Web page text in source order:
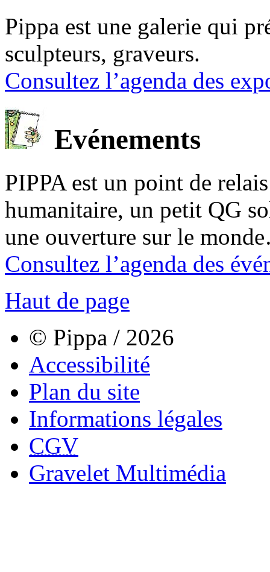
Pippa est une galerie qui
sculpteurs, graveurs.
Consultez l’agenda des
Evénements
PIPPA est un point de
humanitaire, un petit QG
une ouverture sur le
Consultez l’agenda des
Haut de page
© Pippa / 2026
Accessibilité
Plan du site
Informations légales
CGV
Gravelet Multimédia